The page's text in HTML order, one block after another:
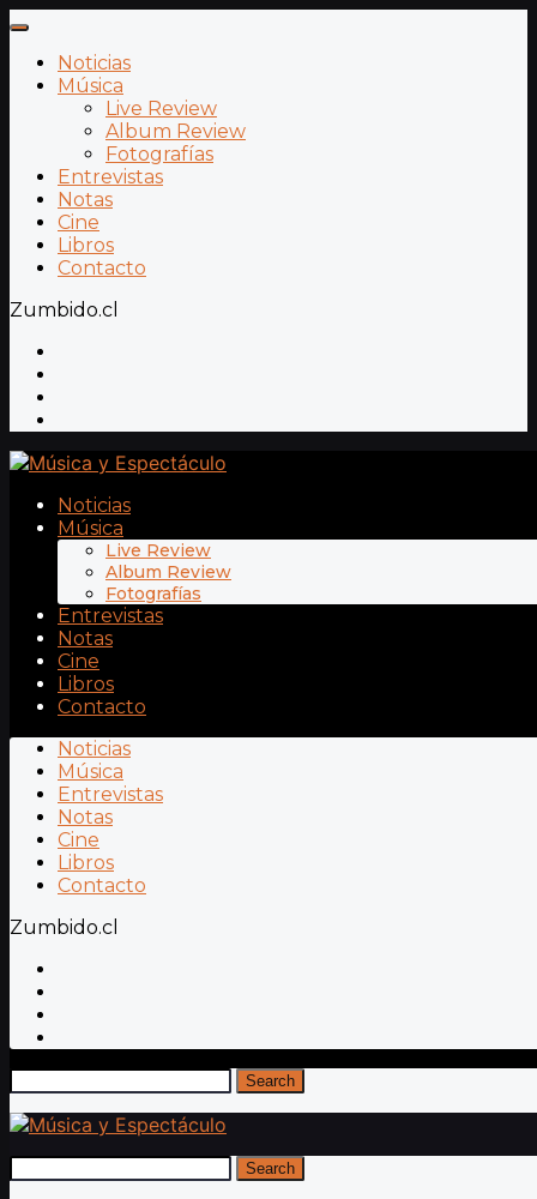
Noticias
Música
Live Review
Album Review
Fotografías
Entrevistas
Notas
Cine
Libros
Contacto
Zumbido.cl
Noticias
Música
Live Review
Album Review
Fotografías
Entrevistas
Notas
Cine
Libros
Contacto
Noticias
Música
Entrevistas
Notas
Cine
Libros
Contacto
Zumbido.cl
Search
Search